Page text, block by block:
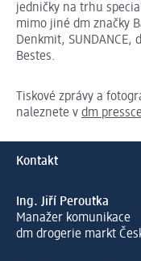
jedničky na trhu
mimo jiné dm značky
Denkmit, SUNDANCE,
Bestes.
Tiskové zprávy a
naleznete v dm
Kontakt
Ing. Jiří Peroutka
Manažer komunikace
dm drogerie markt